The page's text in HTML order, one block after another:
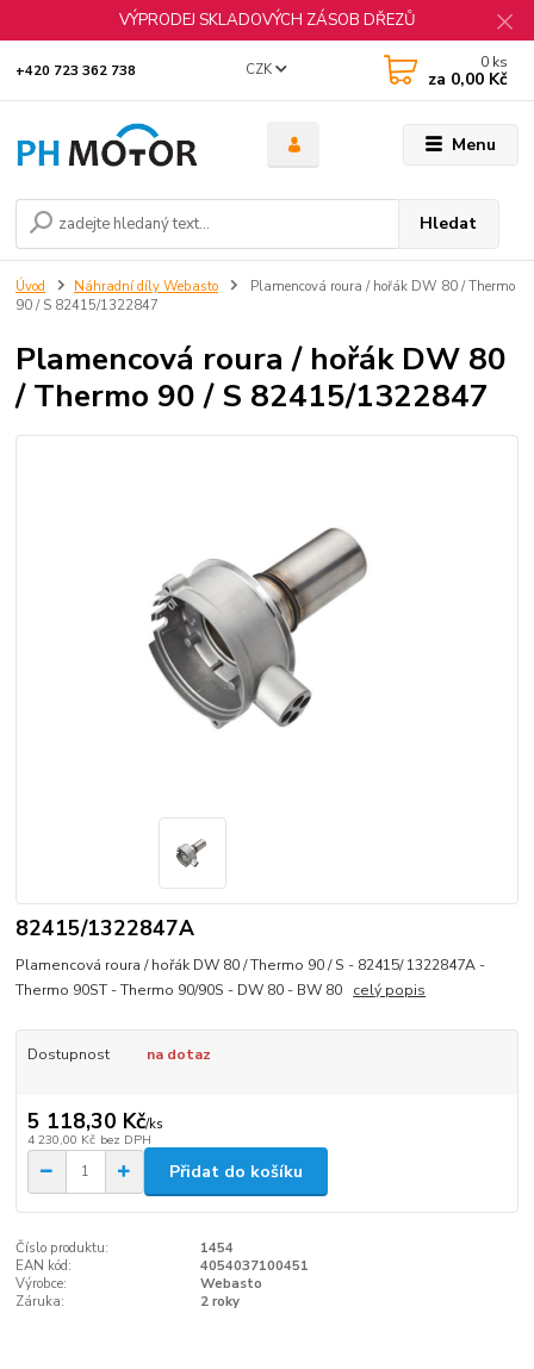
VÝPRODEJ SKLADOVÝCH ZÁSOB DŘEZŮ
Menu
CZK
Hledat
+420 723 362 738 0 ks
za 0,00 Kč
Úvod Náhradní díly Webasto
Plamencová roura / hořák DW 80 / Thermo
90 / S 82415/1322847
Plamencová roura / hořák DW 80
/ Thermo 90 / S 82415/1322847
82415/1322847A
Plamencová roura / hořák DW 80 / Thermo 90 / S - 82415/ 1322847A -
Thermo 90ST - Thermo 90/90S - DW 80 - BW 80 celý popis
Dostupnost na dotaz
5 118,30 Kč/ks
4 230,00 Kč bez DPH
Přidat do košíku
Číslo produktu:
1454
EAN kód:
4054037100451
Výrobce:
Webasto
Záruka:
2 roky